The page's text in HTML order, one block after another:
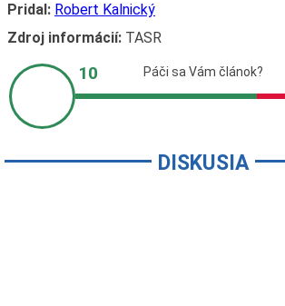
Pridal: Robert Kalnický
Zdroj informácií:TASR
DISKUSIA